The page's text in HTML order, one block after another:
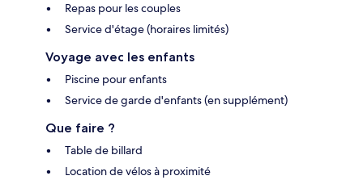
Repas pour les couples
Service d'étage (horaires limités)
Voyage avec les enfants
Piscine pour enfants
Service de garde d'enfants (en supplément)
Que faire ?
Table de billard
Location de vélos à proximité